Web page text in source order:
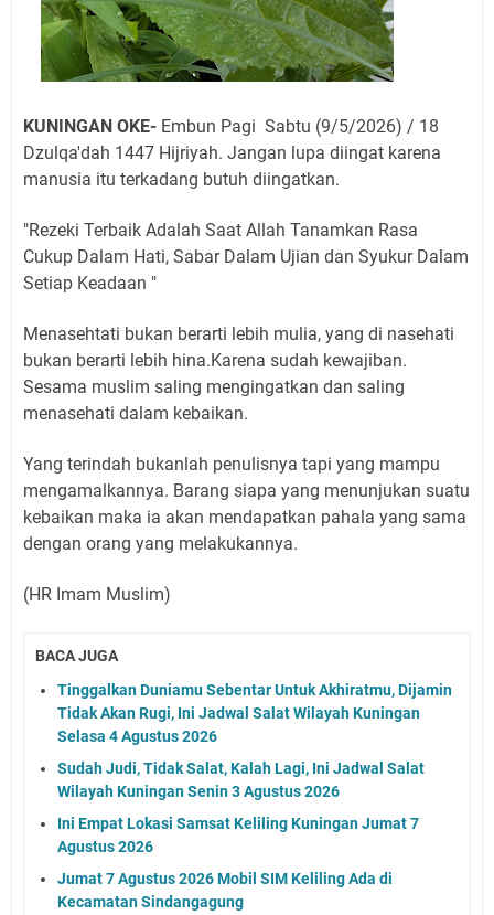
KUNINGAN OKE- Embun Pagi Sabtu (9/5/2026) / 18
Dzulqa'dah 1447 Hijriyah. Jangan lupa diingat karena
manusia itu terkadang butuh diingatkan.
"Rezeki Terbaik Adalah Saat Allah Tanamkan Rasa
Cukup Dalam Hati, Sabar Dalam Ujian dan Syukur Dalam
Setiap Keadaan "
Menasehtati bukan berarti lebih mulia, yang di nasehati
bukan berarti lebih hina.Karena sudah kewajiban.
Sesama muslim saling mengingatkan dan saling
menasehati dalam kebaikan.
Yang terindah bukanlah penulisnya tapi yang mampu
mengamalkannya. Barang siapa yang menunjukan suatu
kebaikan maka ia akan mendapatkan pahala yang sama
dengan orang yang melakukannya.
(HR Imam Muslim)
BACA JUGA
Tinggalkan Duniamu Sebentar Untuk Akhiratmu, Dijamin
Tidak Akan Rugi, Ini Jadwal Salat Wilayah Kuningan
Selasa 4 Agustus 2026
Sudah Judi, Tidak Salat, Kalah Lagi, Ini Jadwal Salat
Wilayah Kuningan Senin 3 Agustus 2026
Ini Empat Lokasi Samsat Keliling Kuningan Jumat 7
Agustus 2026
Jumat 7 Agustus 2026 Mobil SIM Keliling Ada di
Kecamatan Sindangagung